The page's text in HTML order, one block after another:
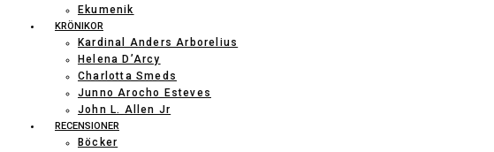
Ekumenik
KRÖNIKOR
Kardinal Anders Arborelius
Helena D’Arcy
Charlotta Smeds
Junno Arocho Esteves
John L. Allen Jr
RECENSIONER
Böcker